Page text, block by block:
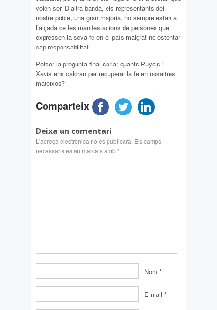
volen ser. D’altra banda, els representants del
nostre poble, una gran majoria, no sempre estan a
l’alçada de les manifestacions de persones que
expressen la seva fe en el país malgrat no ostentar
cap responsabilitat.
Potser la pregunta final seria: quants Puyols i
Xavis ens caldran per recuperar la fe en nosaltres
mateixos?
Comparteix
Deixa un comentari
L'adreça electrònica no es publicarà. Els camps
necessaris estan marcats amb*
Nom *
E-mail *